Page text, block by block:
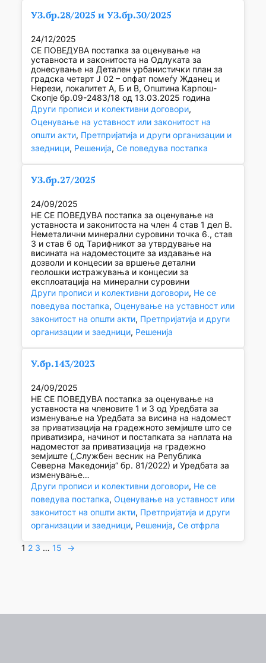
УЗ.бр.28/2025 и УЗ.бр.30/2025
24/12/2025
СЕ ПОВЕДУВА постапка за оценување на
уставноста и законитоста на Одлуката за
донесување на Детален урбанистички план за
градска четврт Ј 02 – опфат помеѓу Жданец и
Нерези, локалитет А, Б и В, Општина Карпош-
Скопје бр.09-2483/18 од 13.03.2025 година
Други прописи и колективни договори
Оценување на уставност или законитост на
општи акти, Претпријатија и други организации и
заедници, Решенија, Се поведува постапка
УЗ.бр.27/2025
24/09/2025
НЕ СЕ ПОВЕДУВА постапка за оценување на
уставноста и законитоста на член 4 став 1 дел В.
Неметалични минерални суровини точка 6., став
3 и став 6 од Тарифникот за утврдување на
висината на надоместоците за издавање на
дозволи и концесии за вршење детални
геолошки истражувања и концесии за
експлоатација на минерални суровини
Други прописи и колективни договори, Не се
поведува постапка, Оценување на уставност или
законитост на општи акти, Претпријатија и други
организации и заедници, Решенија
У.бр.143/2023
24/09/2025
НЕ СЕ ПОВЕДУВА постапка за оценување на
уставноста на членовите 1 и 3 од Уредбата за
изменување на Уредбата за висина на надомест
за приватизација на градежното земјиште што се
приватизира, начинот и постапката за наплата на
надоместот за приватизација на градежно
земјиште („Службен весник на Република
Северна Македонија“ бр. 81/2022) и Уредбата за
изменување…
Други прописи и колективни договори, Не се
поведува постапка, Оценување на уставност или
законитост на општи акти, Претпријатија и други
организации и заедници, Решенија, Се отфрла
1 2 3 … 15 →